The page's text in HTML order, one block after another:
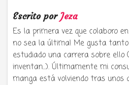
Escrito por Jeza
Es la primera vez que colaboro
no sea la última! Me gusta
estudiado una carrera sobre ello
inventan...). Últimamente mi
manga está volviendo tras unos